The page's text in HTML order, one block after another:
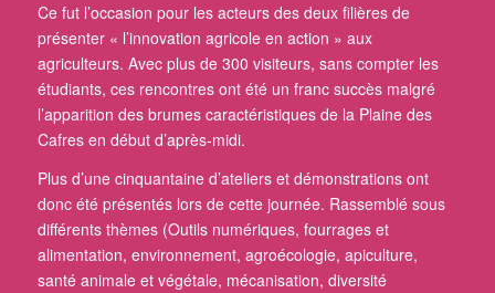
Ce fut l’occasion pour les acteurs des deux filières de
présenter « l’innovation agricole en action » aux
agriculteurs. Avec plus de 300 visiteurs, sans compter les
étudiants, ces rencontres ont été un franc succès malgré
l’apparition des brumes caractéristiques de la Plaine des
Cafres en début d’après-midi.
Plus d’une cinquantaine d’ateliers et démonstrations ont
donc été présentés lors de cette journée. Rassemblé sous
différents thèmes (Outils numériques, fourrages et
alimentation, environnement, agroécologie, apiculture,
santé animale et végétale, mécanisation, diversité